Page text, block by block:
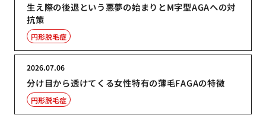
生え際の後退という悪夢の始まりとM字型AGAへの対
抗策
円形脱毛症
分け目から透けてくる女性特有の薄毛FAGAの特徴
2026.07.06
円形脱毛症